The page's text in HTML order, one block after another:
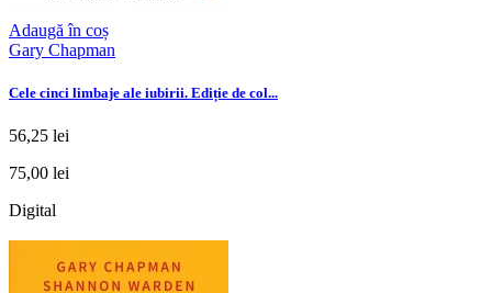
Adaugă în coș
Gary Chapman
Cele cinci limbaje ale iubirii. Ediție de col...
56,25 lei
75,00 lei
Digital